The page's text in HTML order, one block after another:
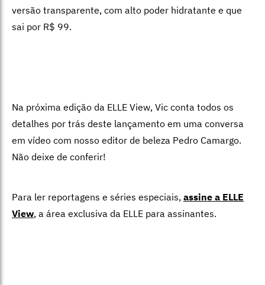
versão transparente, com alto poder hidratante e que
sai por R$ 99.
Na próxima edição da ELLE View, Vic conta todos os
detalhes por trás deste lançamento em uma conversa
em vídeo com nosso editor de beleza Pedro Camargo.
Não deixe de conferir!
Para ler reportagens e séries especiais, assine a ELLE
View, a área exclusiva da ELLE para assinantes.